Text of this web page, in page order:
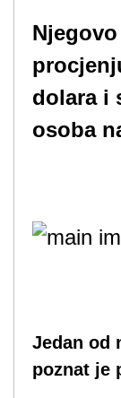
dolara i
osoba
Jedan od
poznat je